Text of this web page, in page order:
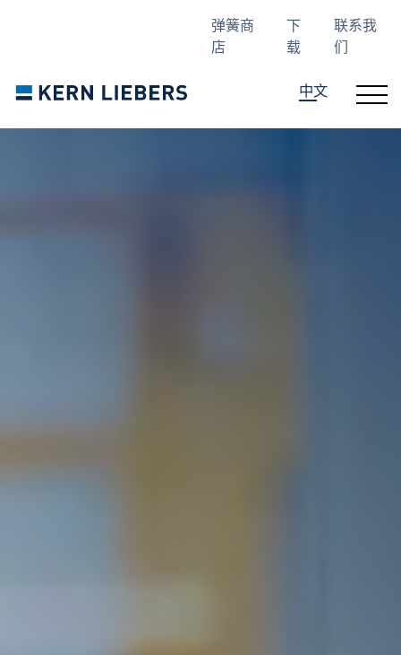
弹簧商
店
下
载
联系我
们
中文